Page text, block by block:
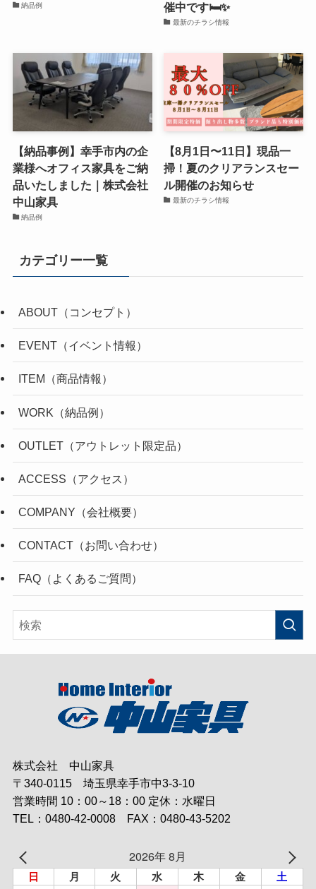
納品例
催中です🛏️✨
最新のチラシ情報
【納品事例】幸手市内の企
業様へオフィス家具をご納
品いたしました｜株式会社
中山家具
納品例
【8月1日〜11日】現品一
掃！夏のクリアランスセー
ル開催のお知らせ
最新のチラシ情報
カテゴリー一覧
ABOUT（コンセプト）
EVENT（イベント情報）
ITEM（商品情報）
WORK（納品例）
OUTLET（アウトレット限定品）
ACCESS（アクセス）
COMPANY（会社概要）
CONTACT（お問い合わせ）
FAQ（よくあるご質問）
株式会社 中山家具
〒340-0115 埼玉県幸手市中3-3-10
営業時間 10：00～18：00 定休：水曜日
TEL：0480-42-0008 FAX：0480-43-5202
2026年 8月
日 月 火 水 木 金 土